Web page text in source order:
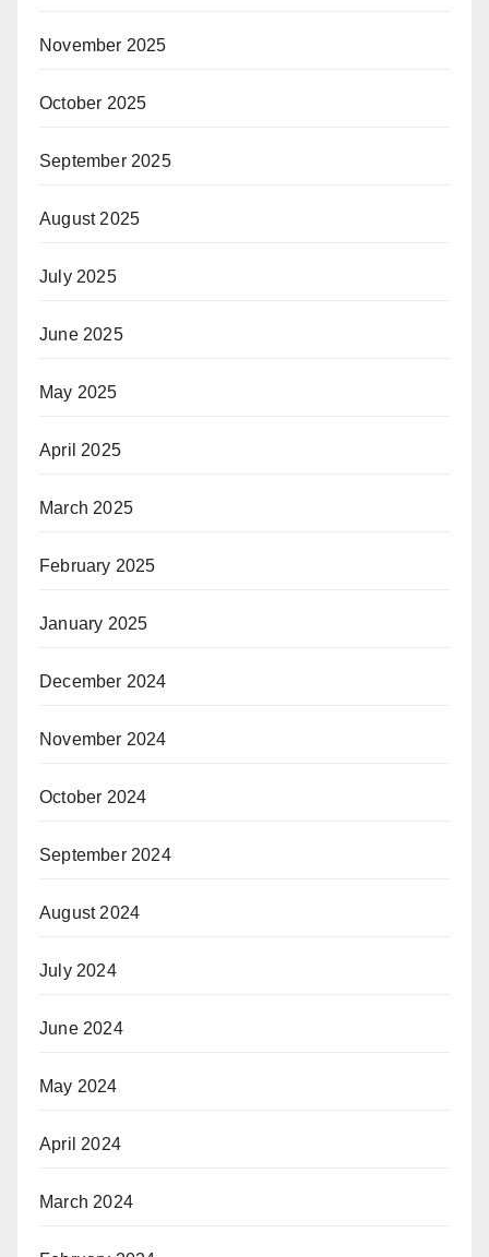
November 2025
October 2025
September 2025
August 2025
July 2025
June 2025
May 2025
April 2025
March 2025
February 2025
January 2025
December 2024
November 2024
October 2024
September 2024
August 2024
July 2024
June 2024
May 2024
April 2024
March 2024